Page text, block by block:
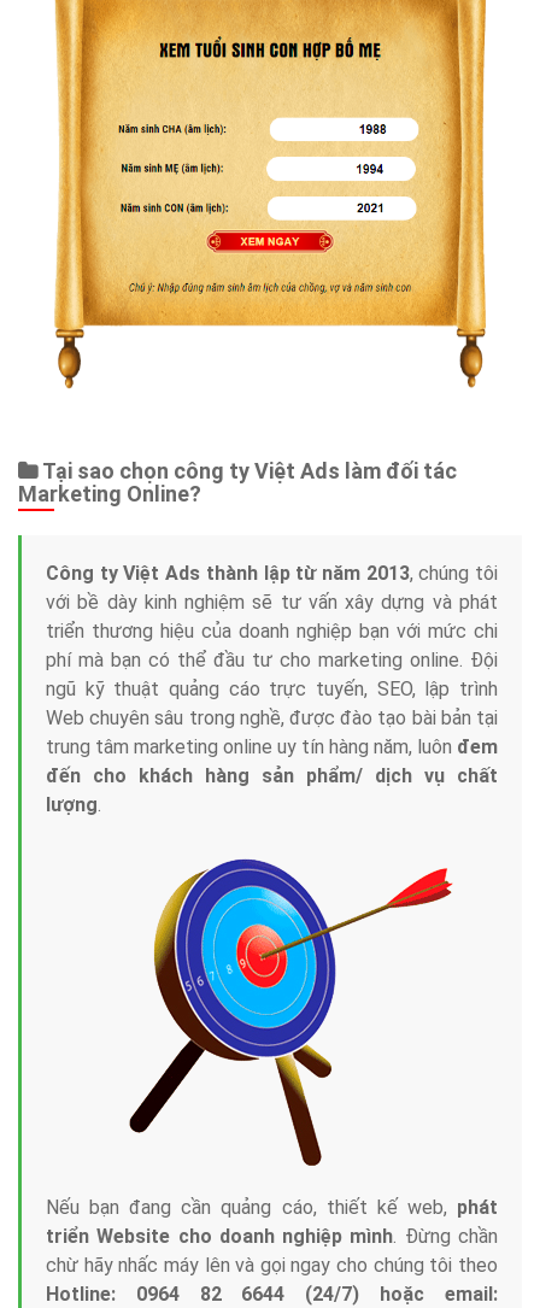
Tại sao chọn công ty Việt Ads làm đối tác
Marketing Online?
Công ty Việt Ads thành lập từ năm 2013, chúng tôi
với bề dày kinh nghiệm sẽ tư vấn xây dựng và phát
triển thương hiệu của doanh nghiệp bạn với mức chi
phí mà bạn có thể đầu tư cho marketing online. Đội
ngũ kỹ thuật quảng cáo trực tuyến, SEO, lập trình
Web chuyên sâu trong nghề, được đào tạo bài bản tại
trung tâm marketing online uy tín hàng năm, luôn đem
đến cho khách hàng sản phẩm/ dịch vụ chất
lượng.
Nếu bạn đang cần quảng cáo, thiết kế web, phát
triển Website cho doanh nghiệp mình. Đừng chần
chừ hãy nhấc máy lên và gọi ngay cho chúng tôi theo
Hotline: 0964 82 6644 (24/7) hoặc email: